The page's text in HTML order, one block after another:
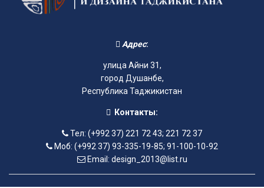
Адрес:
улица Айни 31,
город Душанбе,
Республика Таджикистан
Контакты:
Тел: (+992 37) 221 72 43; 221 72 37
Моб: (+992 37) 93-335-19-85; 91-100-10-92
Email: design_2013@list.ru